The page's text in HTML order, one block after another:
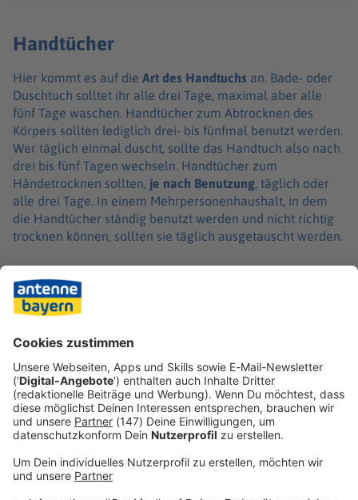
Handtücher
Hier kommt es auf die Art des Handtuchs an. Bade- oder
Duschtuch solltet ihr alle drei Tage, maximal aber alle
fünf Tage waschen. Handtücher zum Abtrocknen des
Körpers sollten lediglich drei- bis fünfmal benutzt werden.
Wer täglich einmal duscht, sollte das Handtuch also nach
drei bis fünf Tagen wechseln. Handtücher zum
Händetrocknen sollten, je nach Benutzung, täglich oder
alle drei Tage. In einem Mehrpersonenhaushalt, in dem
die Handtücher ständig benutzt werden und nicht richtig
trocknen können, sollten sie täglich ausgetauscht werden.
Geschirrtücher
Geschirrtücher sind